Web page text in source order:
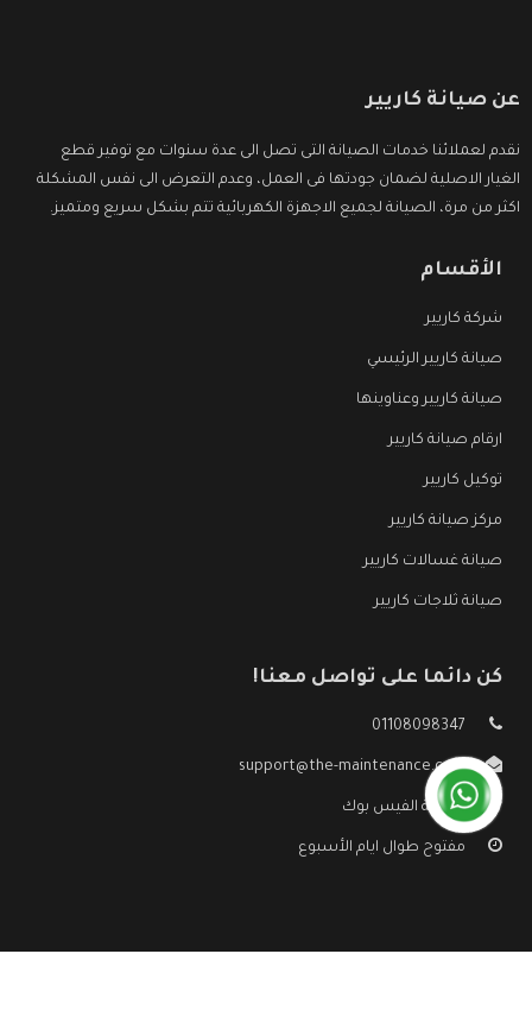
عن صيانة كاريير
نقدم لعملائنا خدمات الصيانة التى تصل الى عدة سنوات مع توفير قطع
الغيار الاصلية لضمان جودتها فى العمل، وعدم التعرض الى نفس المشكلة
اكثر من مرة، الصيانة لجميع الاجهزة الكهربائية تتم بشكل سريع ومتميز.
الأقسام
شركة كاريير
صيانة كاريير الرئيسي
صيانة كاريير وعناوينها
ارقام صيانة كاريير
توكيل كاريير
مركز صيانة كاريير
صيانة غسالات كاريير
صيانة ثلاجات كاريير
كن دائما على تواصل معنا!
01108098347
support@the-maintenance.com
صفحة الفيس بوك
مفتوح طوال ايام الأسبوع